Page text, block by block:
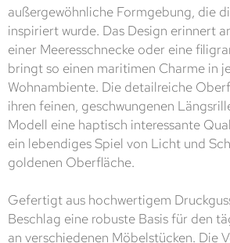
außergewöhnliche Formgebung, die
inspiriert wurde. Das Design erinnert
einer Meeresschnecke oder eine
bringt so einen maritimen Charme in
Wohnambiente. Die detailreiche
ihren feinen, geschwungenen
Modell eine haptisch interessante
ein lebendiges Spiel von Licht und
goldenen Oberfläche.
Gefertigt aus hochwertigem
Beschlag eine robuste Basis für den
an verschiedenen Möbelstücken. Die